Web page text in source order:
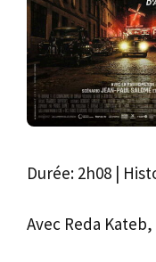
Durée: 2h08 |
Avec Reda